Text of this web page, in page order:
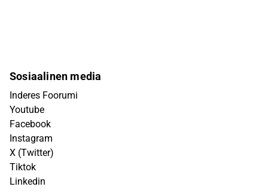
Sosiaalinen media
Inderes Foorumi
Youtube
Facebook
Instagram
X (Twitter)
Tiktok
Linkedin